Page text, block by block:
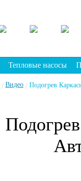
Тепловые насосы
/ Видео / Подогрев